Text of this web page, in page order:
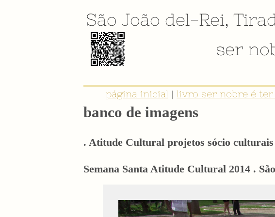
São João del-Rei,
ser
página inicial | livro ser nobre é
banco de imagens
. Atitude Cultural projetos sócio culturais
Semana Santa Atitude Cultural 2014 .